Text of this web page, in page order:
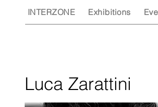
INTERZONE Exhibitions
Luca Zarattini